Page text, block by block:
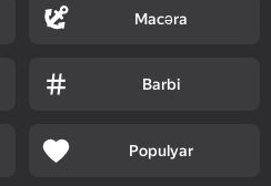
Macəra
Barbi
Populyar